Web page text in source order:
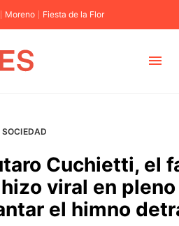
Moreno Fiesta de la Flor
SOCIEDAD
Cuchietti, el
viral en pleno
el himno